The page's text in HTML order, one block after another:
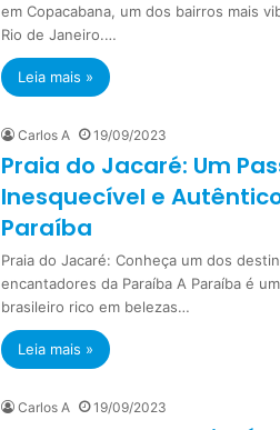
em Copacabana, um dos bairros mais
Rio de Janeiro.…
Leia mais »
Carlos A 19/09/2023
Praia do Jacaré: Um
Inesquecível e
Paraíba
Praia do Jacaré: Conheça um dos
encantadores da Paraíba A Paraíba é
brasileiro rico em belezas…
Leia mais »
Carlos A 19/09/2023